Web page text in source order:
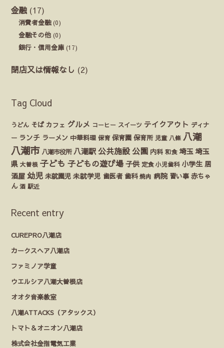
金融 (17)
消費者金融(0)
金融その他 (0)
銀行・信用金庫 (17)
閉店又は情報なし (2)
Tag Cloud
うどん そば カフェ グルメ コーヒー スイーツ テイクアウト ディナ
ー ランチ ラーメン 中華料理 保育 保育園 保育所 児童 八條 八潮
八潮市 八潮市役所 八潮駅 公共施設 公園 内科 和食 埼玉 埼玉
県 大曽根 子ども 子どもの遊び場 子供 定食 小児歯科 小学生 居
酒屋 幼児 未就園児 未就学児 歯医者 歯科 焼肉 病院 習い事 赤ちゃ
ん 酒 駅近
Recent entry
CUREPRO八潮店
カークスヘア八潮店
ファミノア学童
ウエルシア八潮大曽根店
オオタ音楽教室
八潮ATTACKS（アタックス）
トマト＆オニオン八潮店
株式会社金指電気工業